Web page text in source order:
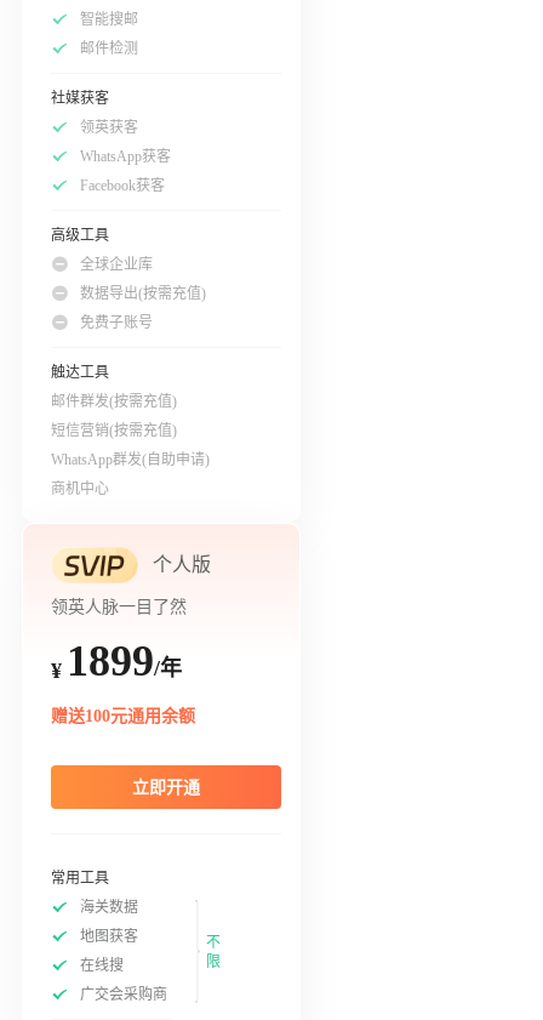
智能搜邮
邮件检测
社媒获客
领英获客
WhatsApp获客
Facebook获客
高级工具
全球企业库
数据导出(按需充值)
免费子账号
触达工具
邮件群发(按需充值)
短信营销(按需充值)
WhatsApp群发(自助申请)
商机中心
个人版
领英人脉一目了然
¥ 1899/年
赠送100元通用余额
立即开通
常用工具
海关数据
地图获客
在线搜
广交会采购商
不
限